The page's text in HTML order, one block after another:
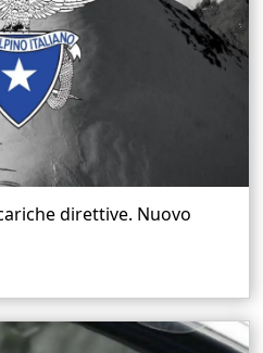
direttive. Nuovo